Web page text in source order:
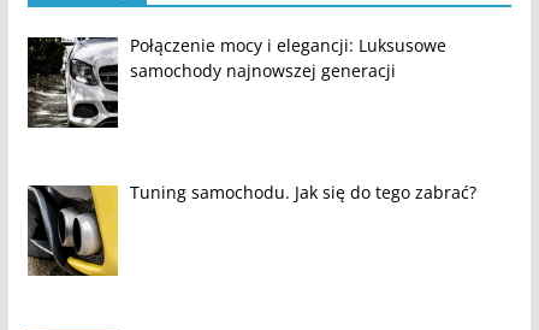
Połączenie mocy i elegancji: Luksusowe
samochody najnowszej generacji
Tuning samochodu. Jak się do tego zabrać?